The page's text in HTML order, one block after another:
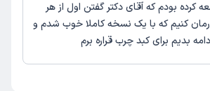
کرده بودم که آقای دکتر گفتن اول از هر
کنیم که با یک نسخه کاملا خوب شدم و
بدیم برای کبد چرب قراره برم